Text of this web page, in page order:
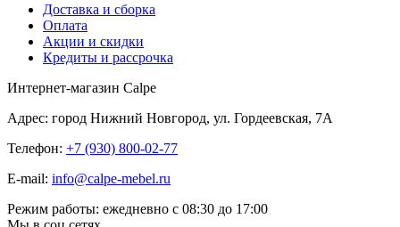
Доставка и сборка
Оплата
Акции и скидки
Кредиты и рассрочка
Интернет-магазин Calpe
Адрес: город Нижний Новгород, ул. Гордеевская, 7А
Телефон: +7 (930) 800-02-77
E-mail: info@calpe-mebel.ru
Режим работы: ежедневно с 08:30 до 17:00